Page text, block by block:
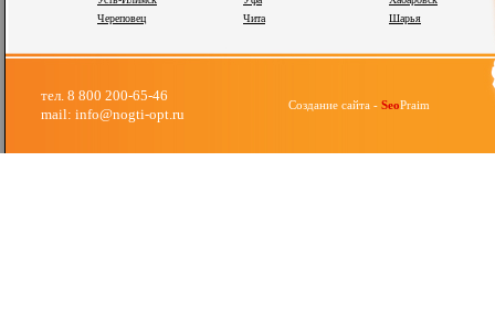
Череповец
Чита Шарья
тел. 8 800 200-65-46
mail: info@nogti-opt.ru
Создание сайта - SeoPraim